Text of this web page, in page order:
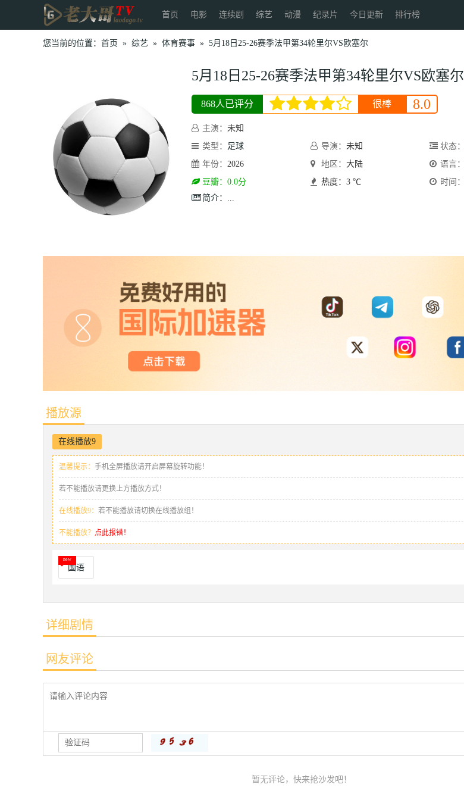
首页 电影 连续剧 综艺 动漫 纪录片 今日更新 排行榜
您当前的位置： 首页 » 综艺 » 体育赛事 » 5月18日25-26赛季法甲第34轮里尔VS欧塞尔
5月18日25-26赛季法甲第34轮里尔VS欧塞尔
868人已评分 很棒 8.0
主演： 未知
类型：
足球 导演： 未知 状态：
年份： 2026 地区： 大陆 语言：
豆瓣：0.0分
热度：3 ℃ 时间：
简介： ...
播放源
在线播放9
温馨提示： 手机全屏播放请开启屏幕旋转功能！
若不能播放请更换上方播放方式！
在线播放9： 若不能播放请切换在线播放组！
不能播放？ 点此报错！
国语
详细剧情
网友评论
暂无评论，快来抢沙发吧！